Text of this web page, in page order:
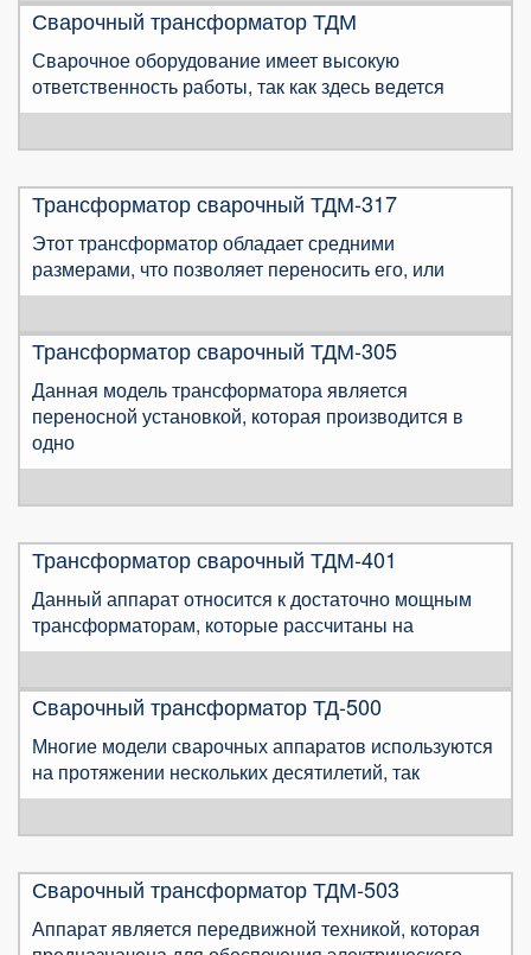
Сварочный трансформатор ТДМ
Сварочное оборудование имеет высокую
ответственность работы, так как здесь ведется
Трансформатор сварочный ТДМ-317
Этот трансформатор обладает средними
размерами, что позволяет переносить его, или
Трансформатор сварочный ТДМ-305
Данная модель трансформатора является
переносной установкой, которая производится в
одно
Трансформатор сварочный ТДМ-401
Данный аппарат относится к достаточно мощным
трансформаторам, которые рассчитаны на
Сварочный трансформатор ТД-500
Многие модели сварочных аппаратов используются
на протяжении нескольких десятилетий, так
Сварочный трансформатор ТДМ-503
Аппарат является передвижной техникой, которая